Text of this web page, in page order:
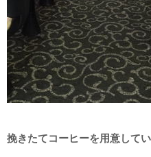
挽きたてコーヒーを用意して